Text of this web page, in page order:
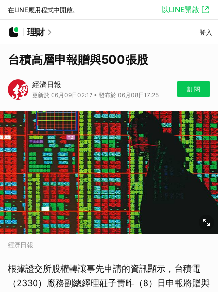
在LINE應用程式中開啟。 以LINE開啟
理財 登入
台積高層申報贈與500張股
經濟日報
更新於 06月09日02:12 • 發布於 06月08日17:25
訂閱
經濟日報
根據證交所股權轉讓事先申請的資訊顯示，台積電
（2330）廠務副總經理莊子壽昨（8）日申報將贈與